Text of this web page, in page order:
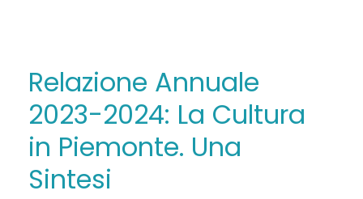
Relazione Annuale
2023-2024: La Cultura
in Piemonte. Una
Sintesi